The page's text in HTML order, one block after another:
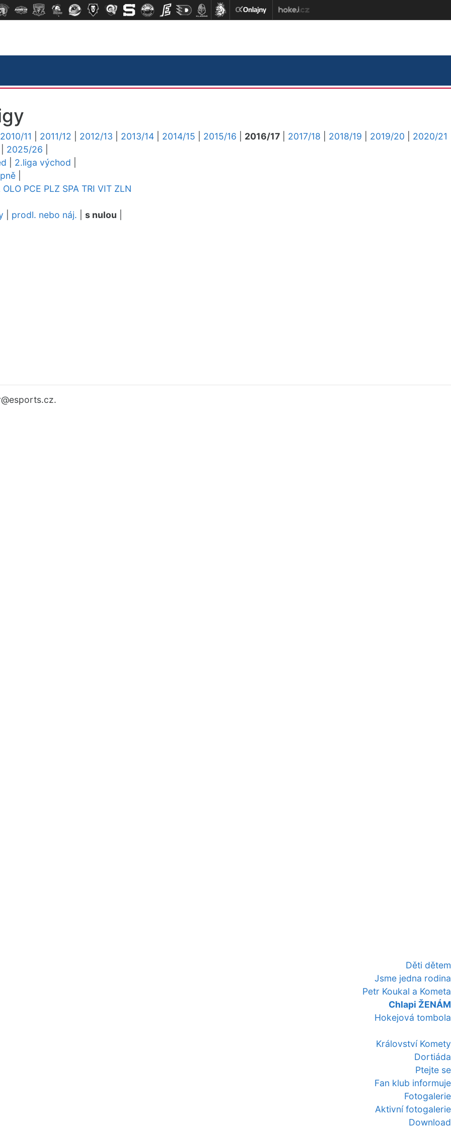
Děti dětem
Jsme jedna rodina
Petr Koukal a Kometa
Chlapi ŽENÁM
Hokejová tombola
Království Komety
Dortiáda
Ptejte se
Fan klub informuje
Fotogalerie
Aktivní fotogalerie
Download
2010/11 2011/12 2012/13 2013/14 2014/15 2015/16 2016/17 2017/18 2018/19 2019/20
2020/21
2025/26
2.liga východ
OLO PCE PLZ SPA TRI VIT ZLN
prodl. nebo náj. s nulou
@esports.cz.